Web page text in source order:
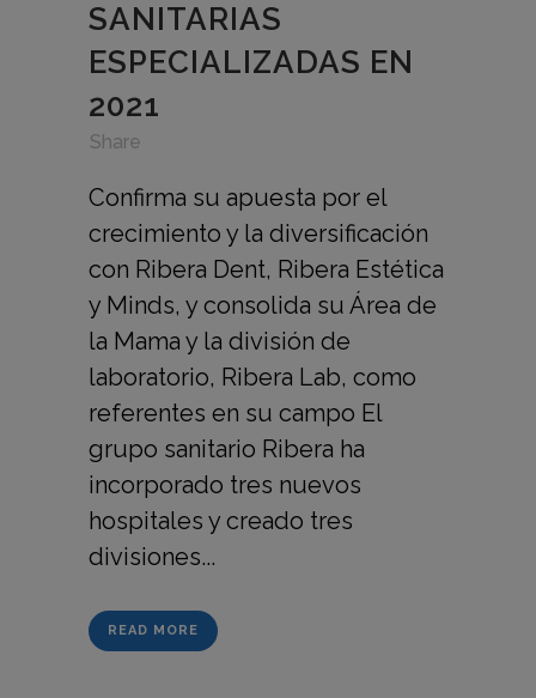
SANITARIAS
ESPECIALIZADAS EN
2021
Share
Confirma su apuesta por el
crecimiento y la diversificación
con Ribera Dent, Ribera Estética
y Minds, y consolida su Área de
la Mama y la división de
laboratorio, Ribera Lab, como
referentes en su campo El
grupo sanitario Ribera ha
incorporado tres nuevos
hospitales y creado tres
divisiones...
READ MORE